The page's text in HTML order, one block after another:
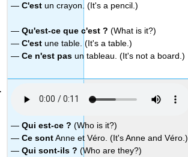
—C'est un crayon. (It's a pencil.)
—Qu'est-ce que c'est ?(What is it?)
—C'est une table. (It's a table.)
—Ce n'est pas un tableau. (It's not a board.)
—Qui est-ce ? (Who is it?)
—Ce sontAnne et Véro. (It's Anne and Véro.)
—Qui sont-ils ?(Who are they?)